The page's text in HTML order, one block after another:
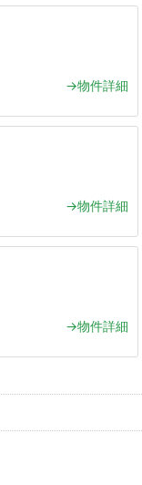
→物件詳細
→物件詳細
→物件詳細